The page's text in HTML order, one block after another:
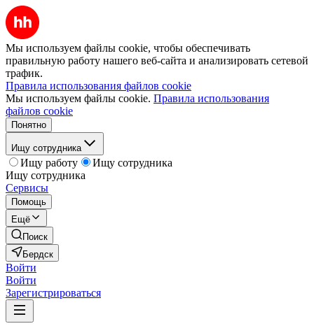
Мы используем файлы cookie, чтобы обеспечивать
правильную работу нашего веб-сайта и анализировать сетевой
трафик.
Правила использования файлов cookie
Мы используем файлы cookie. Правила использования
файлов cookie
Понятно
Ищу сотрудника
Ищу работу
Ищу сотрудника
Ищу сотрудника
Сервисы
Помощь
Ещё
Поиск
Бердск
Войти
Войти
Зарегистрироваться